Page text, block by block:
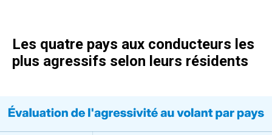
Les quatre pays aux conducteurs les
plus agressifs selon leurs résidents